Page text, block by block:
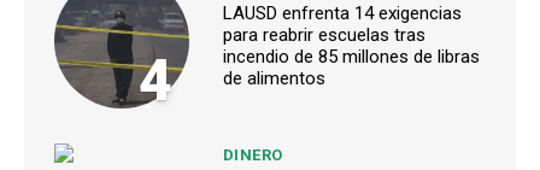
4
LAUSD enfrenta 14 exigencias
para reabrir escuelas tras
incendio de 85 millones de libras
de alimentos
DINERO